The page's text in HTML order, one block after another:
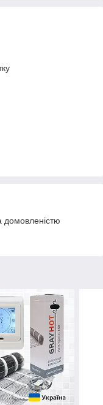
домовленістю